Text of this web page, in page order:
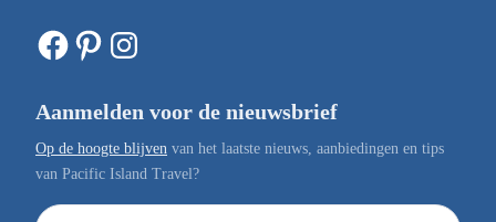
Facebook Pinterest Instagram
Aanmelden voor de nieuwsbrief
Op de hoogte blijven van het laatste nieuws, aanbiedingen en tips
van Pacific Island Travel?
E